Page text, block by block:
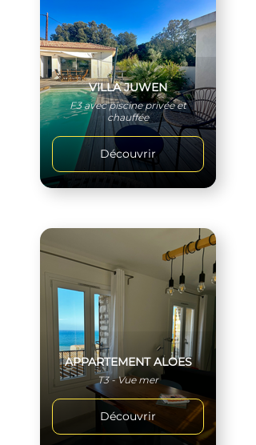
VILLA JUWEN
F3 avec piscine privée et
chauffée
Découvrir
APPARTEMENT ALOES
T3 - Vue mer
Découvrir